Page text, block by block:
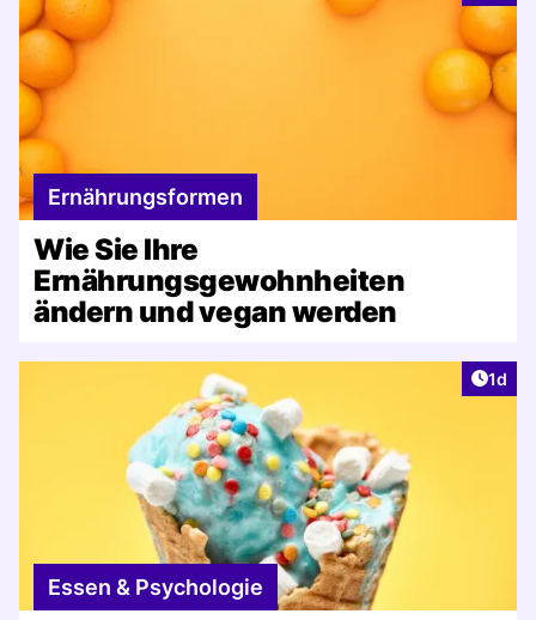
Ernährungsformen
Wie Sie Ihre
Ernährungsgewohnheiten
ändern und vegan werden
1d
Essen & Psychologie